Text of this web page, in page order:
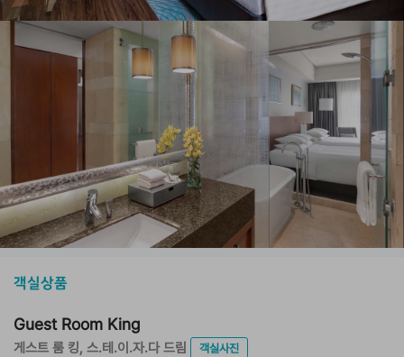
객실상품
Guest Room King
게스트 룸 킹, 스.테.이.자.다 드림
객실사진